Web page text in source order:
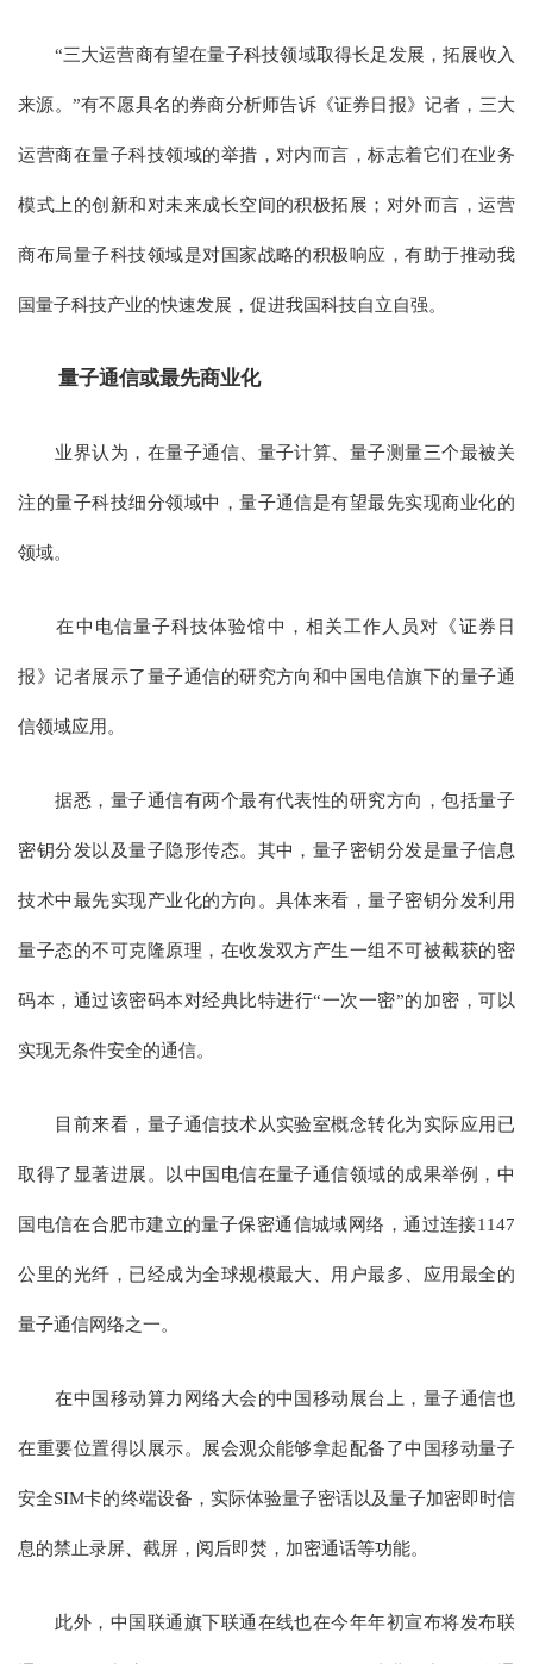
“三大运营商有望在量子科技领域取得长足发展，拓展收入
来源。”有不愿具名的券商分析师告诉《证券日报》记者，三大
运营商在量子科技领域的举措，对内而言，标志着它们在业务
模式上的创新和对未来成长空间的积极拓展；对外而言，运营
商布局量子科技领域是对国家战略的积极响应，有助于推动我
国量子科技产业的快速发展，促进我国科技自立自强。
量子通信或最先商业化
业界认为，在量子通信、量子计算、量子测量三个最被关
注的量子科技细分领域中，量子通信是有望最先实现商业化的
领域。
在中电信量子科技体验馆中，相关工作人员对《证券日
报》记者展示了量子通信的研究方向和中国电信旗下的量子通
信领域应用。
据悉，量子通信有两个最有代表性的研究方向，包括量子
密钥分发以及量子隐形传态。其中，量子密钥分发是量子信息
技术中最先实现产业化的方向。具体来看，量子密钥分发利用
量子态的不可克隆原理，在收发双方产生一组不可被截获的密
码本，通过该密码本对经典比特进行“一次一密”的加密，可以
实现无条件安全的通信。
目前来看，量子通信技术从实验室概念转化为实际应用已
取得了显著进展。以中国电信在量子通信领域的成果举例，中
国电信在合肥市建立的量子保密通信城域网络，通过连接1147
公里的光纤，已经成为全球规模最大、用户最多、应用最全的
量子通信网络之一。
在中国移动算力网络大会的中国移动展台上，量子通信也
在重要位置得以展示。展会观众能够拿起配备了中国移动量子
安全SIM卡的终端设备，实际体验量子密话以及量子加密即时信
息的禁止录屏、截屏，阅后即焚，加密通话等功能。
此外，中国联通旗下联通在线也在今年年初宣布将发布联